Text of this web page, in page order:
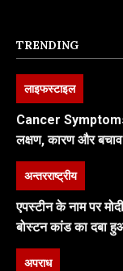
TRENDING
लाइफस्टाइल
Cancer
लक्षण, कारण और
अन्तरराष्ट्रीय
एपस्टीन के नाम पर
बोस्टन कांड का दबा
अपराध